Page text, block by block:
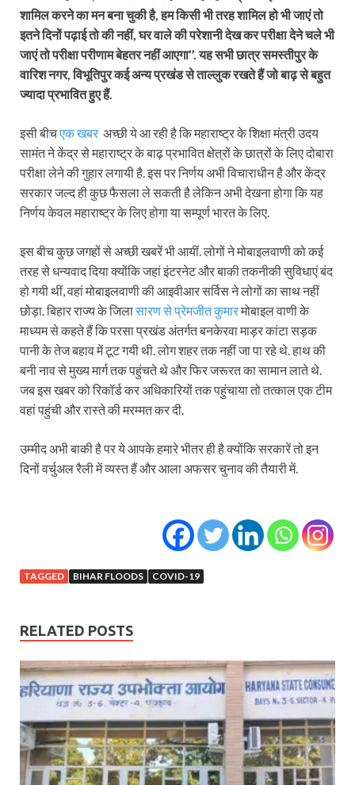
शामिल करने का मन बना चुकी है, हम किसी भी तरह शामिल हो भी जाएं तो
इतने दिनों पढ़ाई तो की नहीं, घर वाले की परेशानी देख कर परीक्षा देने चले भी
जाएं तो परीक्षा परीणाम बेहतर नहीं आएगा’’. यह सभी छात्र समस्तीपुर के
वारिश नगर, विभूतिपुर कई अन्य प्रखंड से ताल्लुक रखते हैं जो बाढ़ से बहुत
ज्यादा प्रभावित हुए हैं.
इसी बीचएक खबर अच्छी ये आ रही है कि महाराष्ट्र के शिक्षा मंत्री उदय
सामंत ने केंद्र से महाराष्ट्र के बाढ़ प्रभावित क्षेत्रों के छात्रों के लिए दोबारा
परीक्षा लेने की गुहार लगायी है. इस पर निर्णय अभी विचाराधीन है और केंद्र
सरकार जल्द ही कुछ फैसला ले सकती है लेकिन अभी देखना होगा कि यह
निर्णय केवल महाराष्ट्र के लिए होगा या सम्पूर्ण भारत के लिए.
इस बीच कुछ जगहों से अच्छी खबरें भी आयीं. लोगों ने मोबाइलवाणी को कई
तरह से धन्यवाद दिया क्योंकि जहां इंटरनेट और बाकी तकनीकी सुविधाएं बंद
हो गयी थीं, वहां मोबाइलवाणी की आइवीआर सर्विस ने लोगों का साथ नहीं
छोड़ा. बिहार राज्य के जिलासारण से प्रेमजीत कुमारमोबाइल वाणी के
माध्यम से कहते हैं कि परसा प्रखंड अंतर्गत बनकेरवा माड़र कांटा सड़क
पानी के तेज बहाव में टूट गयी थी. लोग शहर तक नहीं जा पा रहे थे. हाथ की
बनी नाव से मुख्य मार्ग तक पहुंचते थे और फिर जरूरत का सामान लाते थे.
जब इस खबर को रिकॉर्ड कर अधिकारियों तक पहुंचाया तो तत्काल एक टीम
वहां पहुंची और रास्ते की मरम्मत कर दी.
उम्मीद अभी बाकी है पर ये आपके हमारे भीतर ही है क्योंकि सरकारें तो इन
दिनों वर्चुअल रैली में व्यस्त हैं और आला अफसर चुनाव की तैयारी में.
TAGGED BIHAR FLOODS COVID-19
RELATED POSTS